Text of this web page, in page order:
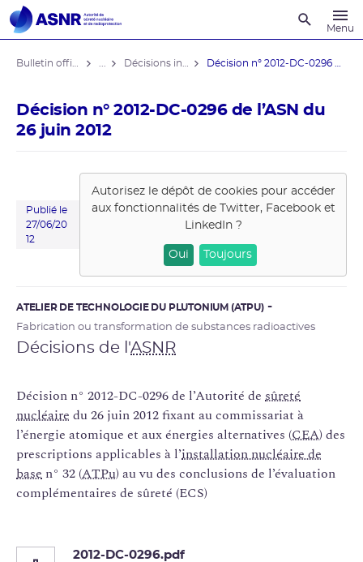
Menu
Décision n° 2012-DC-0296 de l’ASN du
26 juin 2012
Publié le
27/06/20
12
Autorisez le dépôt de cookies pour accéder
aux fonctionnalités de Twitter, Facebook et
LinkedIn?
Oui Toujours
ATELIER DE TECHNOLOGIE DU PLUTONIUM (ATPU)
Fabrication ou transformation de substances radioactives
Décisions de l'ASNR
Décision n° 2012-DC-0296 de l’Autorité de sûreté
nucléaire du 26 juin 2012 fixant au commissariat à
l’énergie atomique et aux énergies alternatives (CEA) des
prescriptions applicables à l’installation nucléaire de
base n° 32 (ATPu) au vu des conclusions de l’évaluation
complémentaires de sûreté (ECS)
2012-DC-0296.pdf